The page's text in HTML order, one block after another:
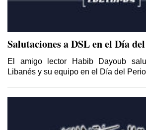
Salutaciones a DSL en el Día
El amigo lector Habib Dayoub
Libanés y su equipo en el Día del